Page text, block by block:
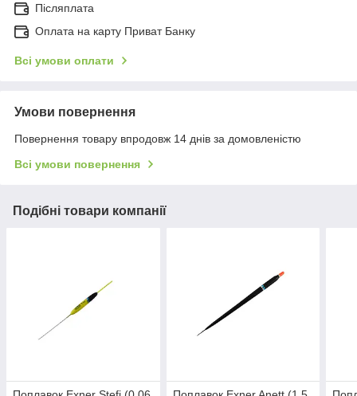
Післяплата
Оплата на карту Приват Банку
Всі умови оплати
Умови повернення
Повернення товару впродовж 14 днів за домовленістю
Всі умови повернення
Подібні товари компанії